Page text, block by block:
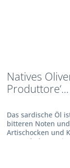
Natives
Produttore‘...
Das sardische Öl
bitteren Noten
Artischocken und
Nussschalen. Es